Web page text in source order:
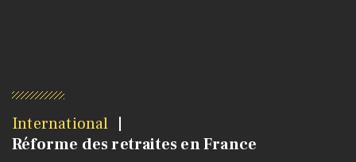
International
Réforme des retraites en France